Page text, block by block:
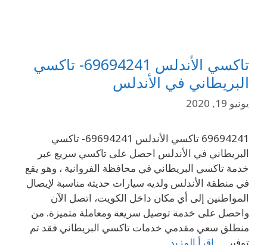
تاكسي الأندلس 69694241- تاكسي
البريطاني في الأندلس
يونيو 19, 2020
69694241 تاكسي الأندلس 69694241- تاكسي
البريطاني في الأندلس احصل على تاكسي سريع عبر
خدمة تاكسي البريطاني في محافظة الفروانية ، وهو يقع
في منطقة الأندلس ولديه سيارات حديثة مناسبة لإيصال
المواطنين إلى أي مكان داخل الكويت، اتصل الآن
واحصل على خدمة توصيل سريعة ومعاملة متميزة. من
منطلق سعي مقدمي خدمات تاكسي البريطاني فقد تم